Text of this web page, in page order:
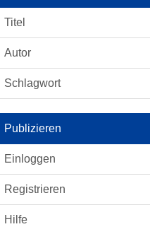
Titel
Autor
Schlagwort
Publizieren
Einloggen
Registrieren
Hilfe